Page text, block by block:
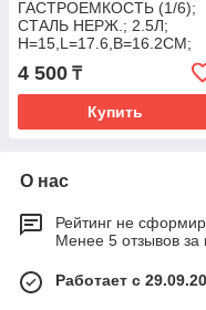
ГАСТРОЕМКОСТЬ (1/6);
СТАЛЬ НЕРЖ.; 2.5Л;
H=15,L=17.6,B=16.2СМ;
МЕТАЛЛИЧ.(Караганда)
4 500 ₸
Купить
О нас
Рейтинг не
Менее 5 отзывов за
Работает с